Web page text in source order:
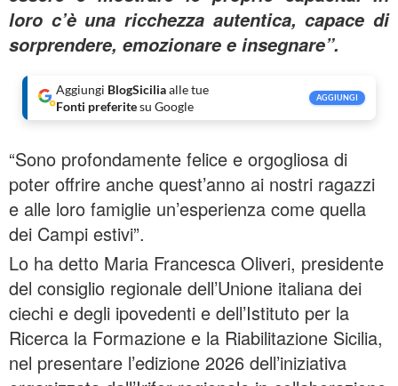
loro c’è una ricchezza autentica, capace di
sorprendere, emozionare e insegnare”.
Aggiungi BlogSiciliaalle tue
Fonti preferitesu Google
AGGIUNGI
“Sono profondamente felice e orgogliosa di
poter offrire anche quest’anno ai nostri ragazzi
e alle loro famiglie un’esperienza come quella
dei Campi estivi”.
Lo ha detto Maria Francesca Oliveri, presidente
del consiglio regionale dell’Unione italiana dei
ciechi e degli ipovedenti e dell’Istituto per la
Ricerca la Formazione e la Riabilitazione Sicilia,
nel presentare l’edizione 2026 dell’iniziativa